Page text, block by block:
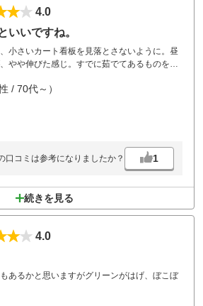
4.0
いいですね。
小さいカート看板を見落とさないように。昼
やや伸びた感じ。すでに茹でてあるものを水
/ 70代～）
口コミは参考になりましたか？ 1
続きを見る
4.0
あるかと思いますがグリーンがはげ、ぼこぼ